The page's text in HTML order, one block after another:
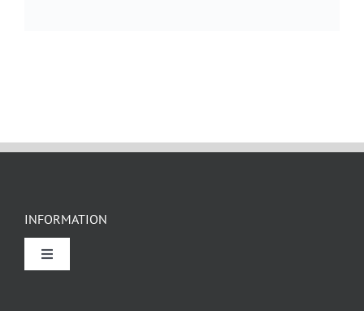
INFORMATION
Toggle